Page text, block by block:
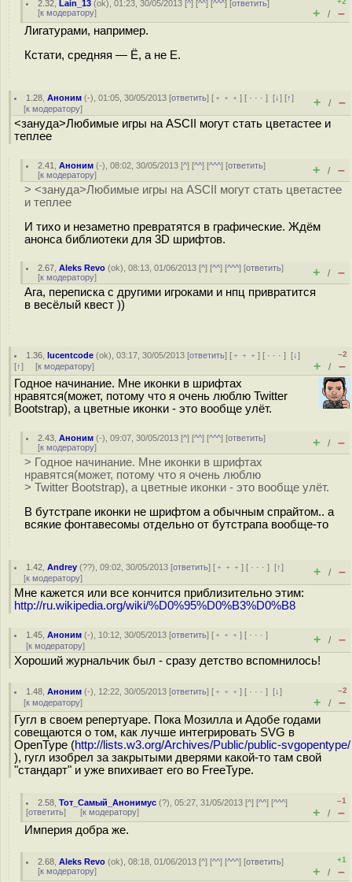
2.32 Lain_13 (ok), 01:23, 30/05/2013 [^] [^^] [^^^] [ответить]
[к модератору] + / –
Лигатурами, например.
Кстати, средняя — Ё, а не Е.
1.28 ,Аноним (-), 01:05, 30/05/2013 [ответить] [ ﹢﹢﹢] [ · · ·][↓] [↑]
[к модератору] + / –
<зануда>Любимые игры на ASCII могут стать цветастее и
теплее
2.41 ,Аноним (-), 08:02, 30/05/2013 [^] [^^] [^^^] [ответить]
[к модератору] + / –
> <зануда>Любимые игры на ASCII могут стать цветастее
и теплее
И тихо и незаметно превратятся в графические. Ждём
анонса библиотеки для 3D шрифтов.
2.67 ,Aleks Revo (ok), 08:13, 01/06/2013 [^] [^^] [^^^] [ответить]
[к модератору] + / –
Ага, переписка с другими игроками и нпц привратится
в весёлый квест ))
1.36 ,lucentcode (ok), 03:17, 30/05/2013 [ответить] [ ﹢﹢﹢] [ · · ·][↓]
[↑] [к модератору]
–2
+ / –
Годное начинание. Мне иконки в шрифтах
нравятся(может, потому что я очень люблю Twitter
Bootstrap), а цветные иконки - это вообще улёт.
2.43 ,Аноним (-), 09:07, 30/05/2013 [^] [^^] [^^^] [ответить]
[к модератору] + / –
> Годное начинание. Мне иконки в шрифтах
нравятся(может, потому что я очень люблю
> Twitter Bootstrap), а цветные иконки - это вообще улёт.
В бутстрапе иконки не шрифтом а обычным спрайтом.. а
всякие фонтавесомы отдельно от бутстрапа вообще-то
1.42 ,Andrey (??), 09:02, 30/05/2013 [ответить] [ ﹢﹢﹢] [ · · ·][↑]
[к модератору] + / –
Мне кажется или все кончится приблизительно этим:
http://ru.wikipedia.org/wiki/%D0%95%D0%B3%D0%B8
1.45 ,Аноним (-), 10:12, 30/05/2013 [ответить] [ ﹢﹢﹢] [ · · ·]
[к модератору] + / –
Хороший журнальчик был - сразу детство вспомнилось!
1.48 ,Аноним (-), 12:22, 30/05/2013 [ответить] [ ﹢﹢﹢] [ · · ·][↓]
[к модератору]
–2
+ / –
Гугл в своем репертуаре. Пока Мозилла и Адобе годами
совещаются о том, как лучше интегрировать SVG в
OpenType (http://lists.w3.org/Archives/Public/public-svgopentype/
), гугл изобрел за закрытыми дверями какой-то там свой
"стандарт" и уже впихивает его во FreeType.
2.58 ,Тот_Самый_Анонимус (?), 05:27, 31/05/2013 [^] [^^] [^^^]
[ответить] [к модератору]
–1
+ / –
Империя добра же.
2.68 ,Aleks Revo (ok), 08:18, 01/06/2013 [^] [^^] [^^^] [ответить]
[к модератору]
+1
+ / –